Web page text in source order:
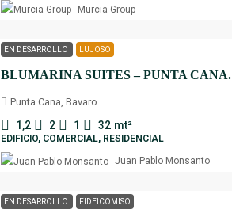
Murcia Group
EN DESARROLLO LUJOSO
BLUMARINA SUITES – PUNTA CANA.
Punta Cana, Bavaro
1,2 2 1 32 mt²
EDIFICIO, COMERCIAL, RESIDENCIAL
Juan Pablo Monsanto
EN DESARROLLO FIDEICOMISO